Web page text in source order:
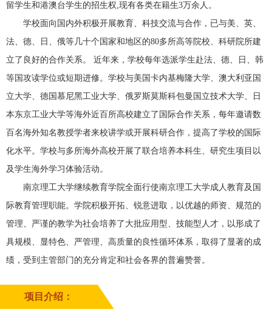
留学生和港澳台学生的招生权,现有各类在籍生3万余人。
学校面向国内外积极开展教育、科技交流与合作，已与美、英、
法、德、日、俄等几十个国家和地区的80多所高等院校、科研院所建
立了良好的合作关系。 近年来，学校每年选派学生赴法、德、日、韩
等国攻读学位或短期进修。学校与美国卡内基梅隆大学、澳大利亚国
立大学、德国慕尼黑工业大学、俄罗斯莫斯科包曼国立技术大学、日
本东京工业大学等海外近百所高校建立了国际合作关系，每年邀请数
百名海外知名教授学者来校讲学或开展科研合作，提高了学校的国际
化水平。学校与多所海外高校开展了联合培养本科生、研究生项目以
及学生海外学习体验活动。
南京理工大学继续教育学院全面行使南京理工大学成人教育及国
际教育管理职能。学院积极开拓、锐意进取，以优越的师资、规范的
管理、严谨的教学为社会培养了大批应用型、技能型人才，以形成了
具规模、显特色、严管理、高质量的良性循环体系，取得了显著的成
绩，受到主管部门的充分肯定和社会各界的普遍赞誉。
项目介绍：